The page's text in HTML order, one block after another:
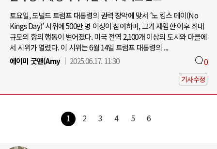
토요일, 도널드 트럼프 대통령의 권력 장악에 맞서 ‘노 킹스 데이(No
Kings Day)’ 시위에 500만 명 이상이 참여하며, 그가 재임한 이후 최대
규모의 항의 행동이 벌어졌다. 미국 전역 2,100개 이상의 도시와 마을에
서 시위가 열렸다. 이 시위는 6월 14일 트럼프 대통령의 ...
에이미 굿맨(Amy
2025.06.17. 11:30 0
기사수정
1 2 3 4 5 6